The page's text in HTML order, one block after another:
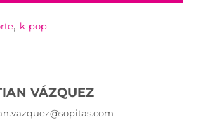
, k-pop
VÁZQUEZ